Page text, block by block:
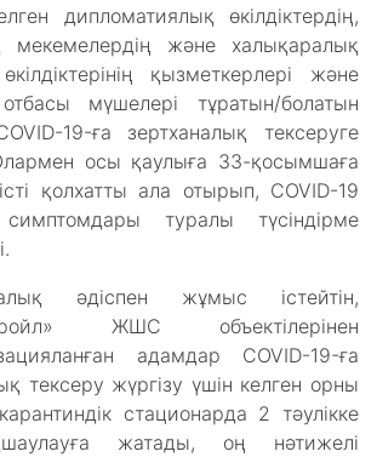
дипломатиялық өкілдіктердің,
мекемелердің және халықаралық
қызметкерлері және
мүшелері тұратын/болатын
19-ға зертханалық тексеруге
осы қаулыға 33-қосымшаға
қолхатты ала отырып, COVID-19
туралы түсіндірме
әдіспен жұмыс істейтін,
ЖШС объектілерінен
адамдар COVID-19-ға
тексеру жүргізу үшін келген орны
стационарда 2 тәулікке
жатады, оң нәтижелі